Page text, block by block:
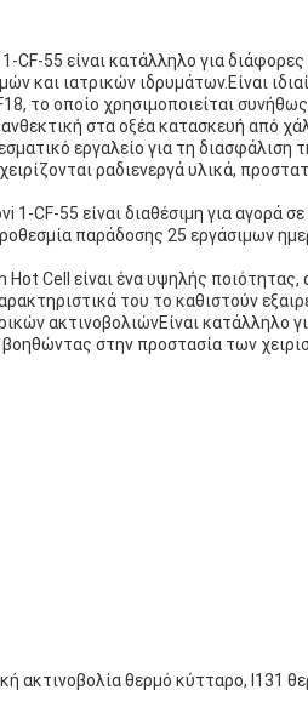
CF-55 είναι κατάλληλο για
και ιατρικών ιδρυμάτων.Είναι
το οποίο χρησιμοποιείται συνήθως
στα οξέα κατασκευή από
εργαλείο για τη διασφάλιση
ραδιενεργά υλικά,
CF-55 είναι διαθέσιμη για αγορά
παράδοσης 25 εργάσιμων
Cell είναι ένα υψηλής ποιότητας,
του το καθιστούν
ακτινοβολιώνΕίναι κατάλληλο
βοηθώντας στην προστασία των
ακτινοβολία θερμό κύτταρο, I131